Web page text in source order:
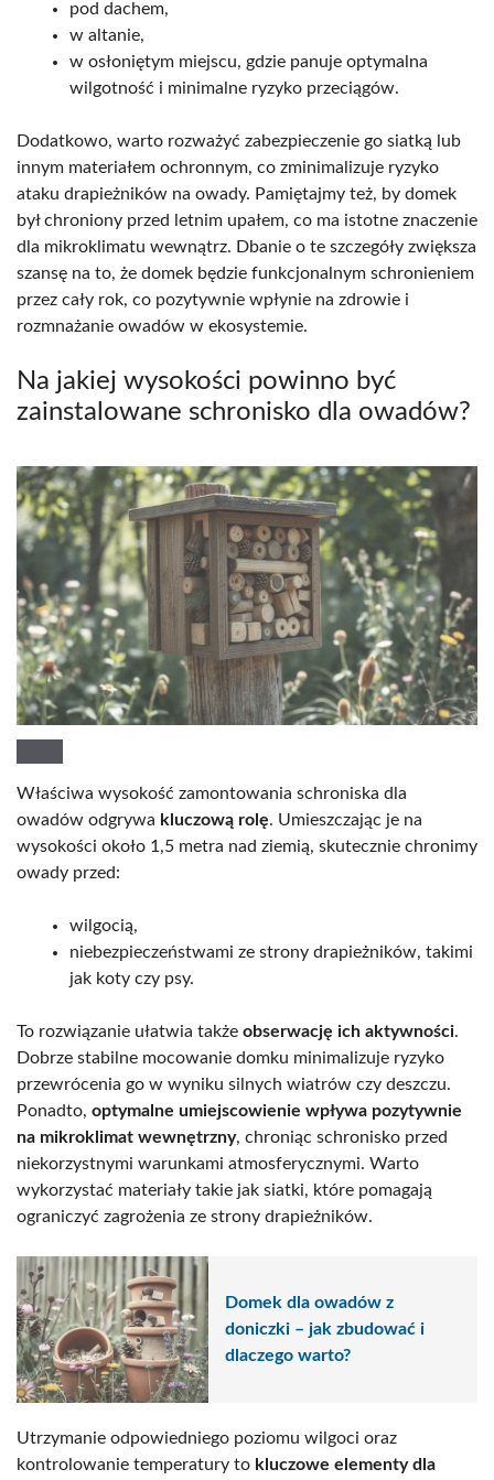
pod dachem,
w altanie,
w osłoniętym miejscu, gdzie panuje optymalna
wilgotność i minimalne ryzyko przeciągów.
Dodatkowo, warto rozważyć zabezpieczenie go siatką lub
innym materiałem ochronnym, co zminimalizuje ryzyko
ataku drapieżników na owady. Pamiętajmy też, by domek
był chroniony przed letnim upałem, co ma istotne znaczenie
dla mikroklimatu wewnątrz. Dbanie o te szczegóły zwiększa
szansę na to, że domek będzie funkcjonalnym schronieniem
przez cały rok, co pozytywnie wpłynie na zdrowie i
rozmnażanie owadów w ekosystemie.
Na jakiej wysokości powinno być
zainstalowane schronisko dla owadów?
Właściwa wysokość zamontowania schroniska dla
owadów odgrywa kluczową rolę. Umieszczając je na
wysokości około 1,5 metra nad ziemią, skutecznie chronimy
owady przed:
wilgocią,
niebezpieczeństwami ze strony drapieżników, takimi
jak koty czy psy.
To rozwiązanie ułatwia także obserwację ich aktywności.
Dobrze stabilne mocowanie domku minimalizuje ryzyko
przewrócenia go w wyniku silnych wiatrów czy deszczu.
Ponadto, optymalne umiejscowienie wpływa pozytywnie
na mikroklimat wewnętrzny, chroniąc schronisko przed
niekorzystnymi warunkami atmosferycznymi. Warto
wykorzystać materiały takie jak siatki, które pomagają
ograniczyć zagrożenia ze strony drapieżników.
Domek dla owadów z
doniczki – jak zbudować i
dlaczego warto?
Utrzymanie odpowiedniego poziomu wilgoci oraz
kontrolowanie temperatury to kluczowe elementy dla